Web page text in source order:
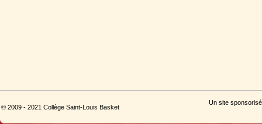
© 2009 - 2021 Collège Saint-Louis Basket
Un site